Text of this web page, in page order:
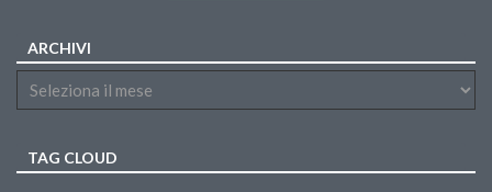
ARCHIVI
TAG CLOUD